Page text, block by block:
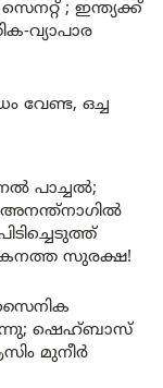
; ഇന്ത്യക്ക്
വ്യാപാര
വേണ്ട, ഒച്ച
പാച്ചൽ;
അനന്ത്നാഗിൽ
കനത്ത സുരക്ഷ!
സൈനിക
ഷെഹ്ബാസ്
മുനീർ